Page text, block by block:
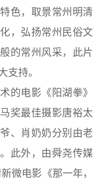
色，取景常州明清
，弘扬常州民俗文
的常州风采，此片
支持。
电影《阳湖拳》
奖最佳摄影唐裕太
、肖奶奶分别由老
此外，由舜尧传媒
微电影《那一年，